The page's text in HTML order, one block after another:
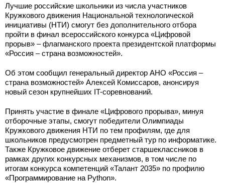
Лучшие российские школьники из числа участников
Кружкового движения Национальной технологической
инициативы (НТИ) смогут без дополнительного отбора
пройти в финал всероссийского конкурса «Цифровой
прорыв» – флагманского проекта президентской платформы
«Россия – страна возможностей».
Об этом сообщил генеральный директор АНО «Россия –
страна возможностей» Алексей Комиссаров, анонсируя
новый сезон крупнейших IT-соревнований.
Принять участие в финале «Цифрового прорыва», минуя
отборочные этапы, смогут победители Олимпиады
Кружкового движения НТИ по тем профилям, где для
школьников предусмотрен предметный тур по информатике.
Также Кружковое движение отберет старшеклассников в
рамках других конкурсных механизмов, в том числе по
итогам конкурса компетенций «Талант 2035» по профилю
«Программирование на Python».